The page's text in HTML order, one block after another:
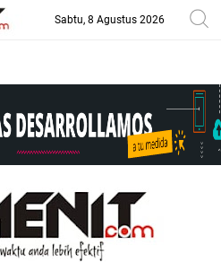
Sabtu, 8 Agustus 2026